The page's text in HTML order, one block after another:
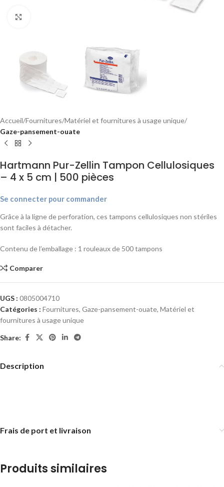
Accueil Fournitures Matériel et fournitures à usage unique
Gaze-pansement-ouate
Hartmann Pur-Zellin Tampon Cellulosiques
– 4 x 5 cm | 500 pièces
Se connecter pour commander
Grâce à la ligne de perforation, ces tampons cellulosiques non stériles
sont faciles à détacher.
Contenu de l’emballage : 1 rouleaux de 500 tampons
Comparer
UGS : 0805004710
Catégories : Fournitures, Gaze-pansement-ouate, Matériel et
fournitures à usage unique
Share:
Description
Frais de port et livraison
Produits similaires